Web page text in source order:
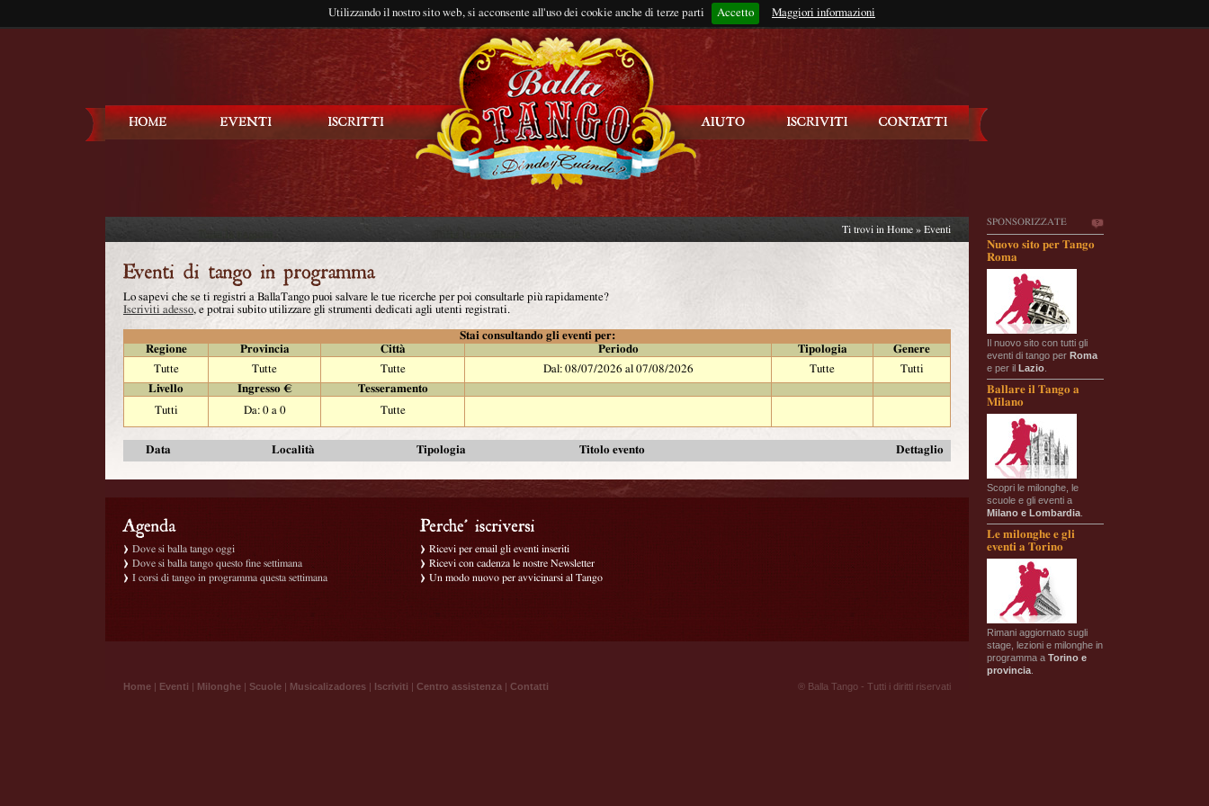
Utilizzando il nostro sito web, si acconsente all'uso dei cookie anche di terze parti Accetto Maggiori informazioni
Rimani connesso?
SPONSORIZZATE
Nuovo sito per Tango
Roma
Il nuovo sito con tutti gli
eventi di tango per Roma
e per il Lazio
Ballare il Tango a
Milano
Scopri le milonghe, le
scuole e gli eventi a
Milano e Lombardia
Le milonghe e gli
eventi a Torino
Rimani aggiornato sugli
stage, lezioni e milonghe in
programma a Torino e
provincia
Ti trovi in Home » Eventi
Lo sapevi che se ti registri a BallaTango puoi salvare le tue ricerche per poi consultarle più rapidamente?
Iscriviti adesso, e potrai subito utilizzare gli strumenti dedicati agli utenti registrati.
Stai consultando gli eventi per:
Regione
Provincia Città Periodo Tipologia
Genere
Tutte
Tutte Tutte Dal: 08/07/2026 al 07/08/2026 Tutte
Tutti
Livello
Ingresso €
Tesseramento
Tutti
Da: 0 a 0 Tutte
Data Località Tipologia Titolo evento Dettaglio
Dove si balla tango oggi
Dove si balla tango questo fine settimana
I corsi di tango in programma questa settimana
Ricevi per email gli eventi inseriti
Ricevi con cadenza le nostre Newsletter
Un modo nuovo per avvicinarsi al Tango
Home | Eventi | Milonghe | Scuole | Musicalizadores | Iscriviti | Centro assistenza | Contatti ® Balla Tango - Tutti i diritti riservati